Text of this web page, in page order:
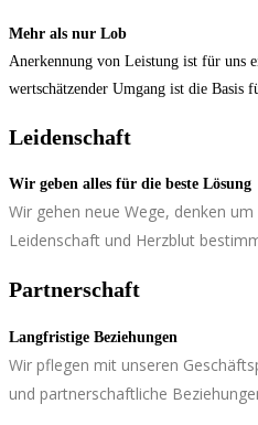
Mehr als nur Lob
Anerkennung von Leistung ist für uns
wertschätzender Umgang ist die Basis
Leidenschaft
Wir geben alles für die beste Lösung
Wir gehen neue Wege, denken
Leidenschaft und Herzblut
Partnerschaft
Langfristige Beziehungen
Wir pflegen mit unseren
und partnerschaftliche